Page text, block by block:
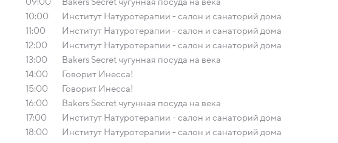
10:00
Институт Натуротерапии - салон и санаторий дома
11:00
Институт Натуротерапии - салон и санаторий дома
12:00
Институт Натуротерапии - салон и санаторий дома
13:00
Bakers Secret чугунная посуда на века
14:00
Говорит Инесса!
15:00
Говорит Инесса!
16:00
Bakers Secret чугунная посуда на века
17:00
Институт Натуротерапии - салон и санаторий дома
18:00
Институт Натуротерапии - салон и санаторий дома